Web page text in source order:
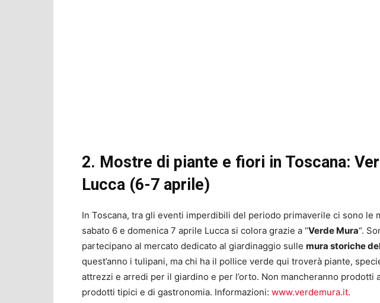
2. Mostre di piante e fiori in Toscana:
Lucca (6-7 aprile)
In Toscana, tra gli eventi imperdibili del periodo primaverile ci sono le
sabato 6 e domenica 7 aprile Lucca si colora grazie a “Verde Mura“.
partecipano al mercato dedicato al giardinaggio sulle mura storiche
quest’anno i tulipani, ma chi ha il pollice verde qui troverà piante,
attrezzi e arredi per il giardino e per l’orto. Non mancheranno prodotti
prodotti tipici e di gastronomia. Informazioni: www.verdemura.it.